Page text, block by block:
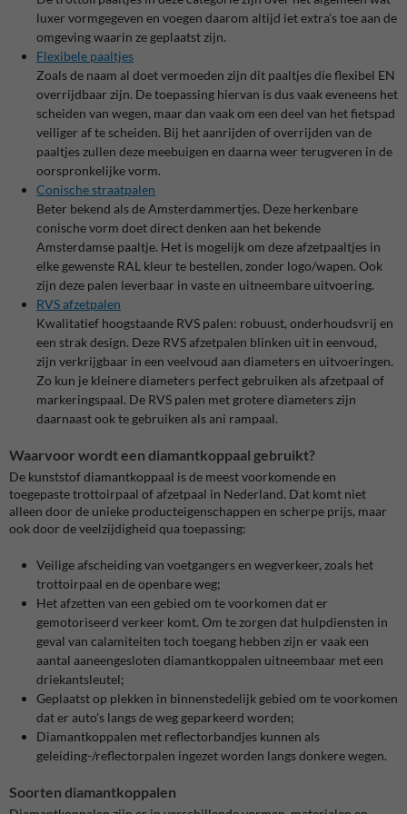
luxer vormgegeven en voegen daarom altijd iet extra's toe aan de
omgeving waarin ze geplaatst zijn.
Flexibele paaltjes
Zoals de naam al doet vermoeden zijn dit paaltjes die flexibel EN
overrijdbaar zijn. De toepassing hiervan is dus vaak eveneens het
scheiden van wegen, maar dan vaak om een deel van het fietspad
veiliger af te scheiden. Bij het aanrijden of overrijden van de
paaltjes zullen deze meebuigen en daarna weer terugveren in de
oorspronkelijke vorm.
Conische straatpalen
Beter bekend als de Amsterdammertjes. Deze herkenbare
conische vorm doet direct denken aan het bekende
Amsterdamse paaltje. Het is mogelijk om deze afzetpaaltjes in
elke gewenste RAL kleur te bestellen, zonder logo/wapen. Ook
zijn deze palen leverbaar in vaste en uitneembare uitvoering.
RVS afzetpalen
Kwalitatief hoogstaande RVS palen: robuust, onderhoudsvrij en
een strak design. Deze RVS afzetpalen blinken uit in eenvoud,
zijn verkrijgbaar in een veelvoud aan diameters en uitvoeringen.
Zo kun je kleinere diameters perfect gebruiken als afzetpaal of
markeringspaal. De RVS palen met grotere diameters zijn
daarnaast ook te gebruiken als ani rampaal.
Waarvoor wordt een diamantkoppaal gebruikt?
De kunststof diamantkoppaal is de meest voorkomende en
toegepaste trottoirpaal of afzetpaal in Nederland. Dat komt niet
alleen door de unieke producteigenschappen en scherpe prijs, maar
ook door de veelzijdigheid qua toepassing:
Veilige afscheiding van voetgangers en wegverkeer, zoals het
trottoirpaal en de openbare weg;
Het afzetten van een gebied om te voorkomen dat er
gemotoriseerd verkeer komt. Om te zorgen dat hulpdiensten in
geval van calamiteiten toch toegang hebben zijn er vaak een
aantal aaneengesloten diamantkoppalen uitneembaar met een
driekantsleutel;
Geplaatst op plekken in binnenstedelijk gebied om te voorkomen
dat er auto's langs de weg geparkeerd worden;
Diamantkoppalen met reflectorbandjes kunnen als
geleiding-/reflectorpalen ingezet worden langs donkere wegen.
Soorten diamantkoppalen